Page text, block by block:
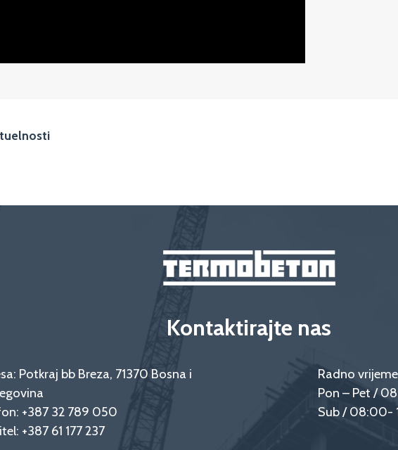
Kontaktirajte nas
Potkraj bb Breza, 71370 Bosna i
+387 32 789 050
+387 61 177 237
Radno
Pon – Pet /
Sub / 08:00-